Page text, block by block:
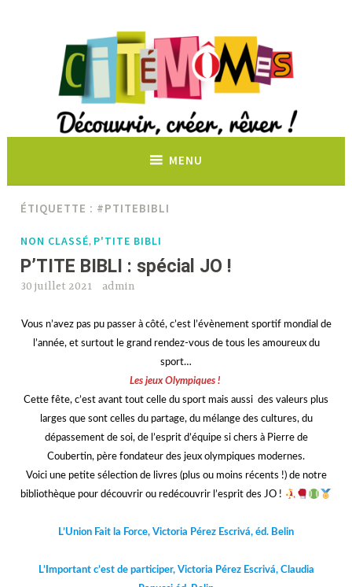
Découvrir, créer, rêver !
MENU
ÉTIQUETTE : #PTITEBIBLI
NON CLASSÉ, P'TITE BIBLI
P’TITE BIBLI : spécial JO !
30 juillet 2021 admin
Vous n’avez pas pu passer à côté, c’est l’évènement sportif mondial de
l’année, et surtout le grand rendez-vous de tous les amoureux du
sport…
Les jeux Olympiques !
Cette fête, c’est avant tout celle du sport mais aussi des valeurs plus
larges que sont celles du partage, du mélange des cultures, du
dépassement de soi, de l’esprit d’équipe si chers à Pierre de
Coubertin, père fondateur des jeux olympiques modernes.
Voici une petite sélection de livres (plus ou moins récents !) de notre
bibliothèque pour découvrir ou redécouvrir l’esprit des JO !
L’Union Fait la Force, Victoria Pérez Escrivá, éd. Belin
L’Important c’est de participer, Victoria Pérez Escrivá, Claudia